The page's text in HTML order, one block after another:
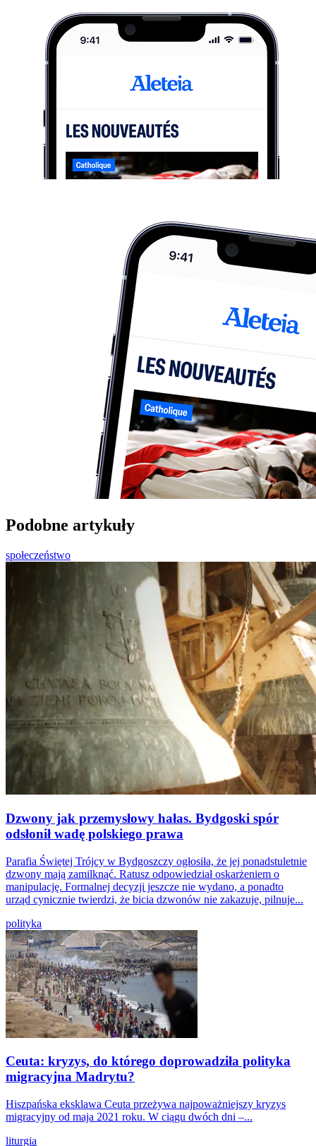
Podobne artykuły
społeczeństwo
Dzwony jak przemysłowy hałas. Bydgoski spór
odsłonił wadę polskiego prawa
Parafia Świętej Trójcy w Bydgoszczy ogłosiła, że jej ponadstuletnie
dzwony mają zamilknąć. Ratusz odpowiedział oskarżeniem o
manipulację. Formalnej decyzji jeszcze nie wydano, a ponadto
urząd cynicznie twierdzi, że bicia dzwonów nie zakazuje, pilnuje...
polityka
Ceuta: kryzys, do którego doprowadziła polityka
migracyjna Madrytu?
Hiszpańska eksklawa Ceuta przeżywa najpoważniejszy kryzys
migracyjny od maja 2021 roku. W ciągu dwóch dni –...
liturgia